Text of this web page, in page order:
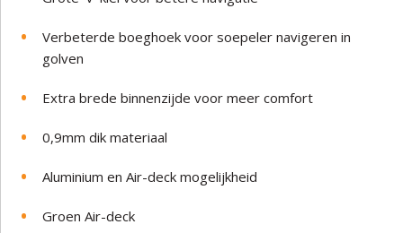
Verbeterde boeghoek voor soepeler navigeren in
golven
Extra brede binnenzijde voor meer comfort
0,9mm dik materiaal
Aluminium en Air-deck mogelijkheid
Groen Air-deck